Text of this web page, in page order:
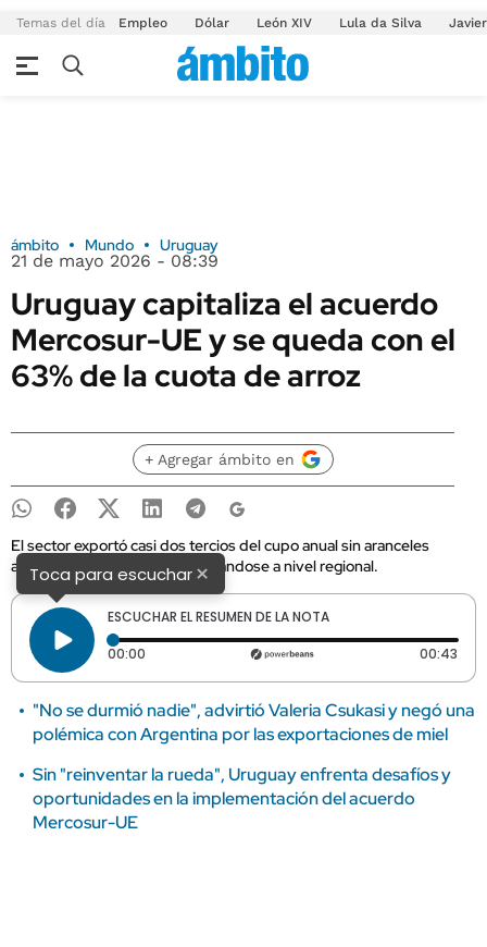
Temas del día Empleo Dólar León XIV Lula da Silva
ámbito Mundo Uruguay
21 de mayo 2026 - 08:39
Uruguay capitaliza el acuerdo
Mercosur-UE y se queda con el
63% de la cuota de arroz
+ Agregar ámbito en
El sector exportó casi dos tercios del cupo anual sin aranceles
asignado por Europa, consolidándose a nivel regional.
Toca para escuchar×
ESCUCHAR EL RESUMEN DE LA NOTA
00:00 Tiempo transcurrido: 0 segundos 00:43
"No se durmió nadie", advirtió Valeria Csukasi y negó una
polémica con Argentina por las exportaciones de miel
Sin "reinventar la rueda", Uruguay enfrenta desafíos y
oportunidades en la implementación del acuerdo
Mercosur-UE